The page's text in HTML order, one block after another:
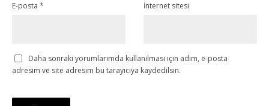
E-posta * İnternet sitesi
Daha sonraki yorumlarımda kullanılması için adım, e-posta
adresim ve site adresim bu tarayıcıya kaydedilsin.